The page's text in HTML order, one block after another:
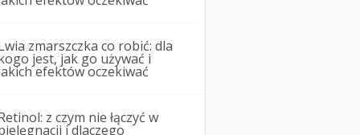
zmarszczka co robić: dla
jest, jak go używać i
efektów oczekiwać
z czym nie łączyć w
i dlaczego